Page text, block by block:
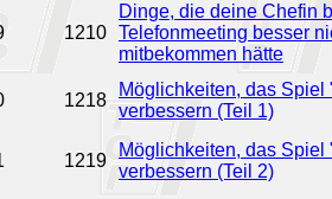
1210
Dinge, die deine Chefin
Telefonmeeting besser
mitbekommen hätte
1218
Möglichkeiten, das Spiel
verbessern (Teil 1)
1219
Möglichkeiten, das Spiel
verbessern (Teil 2)